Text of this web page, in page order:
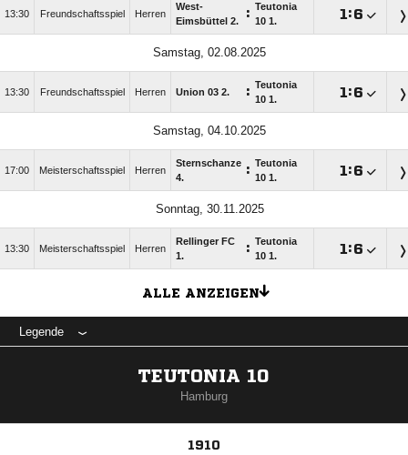
13:30 Freundschaftsspiel Herren
West-
Eimsbüttel 2.
: Teutonia
10 1.
:
Samstag, 02.08.2025
13:30 Freundschaftsspiel Herren Union 03 2. : Teutonia
10 1.
:
Samstag, 04.10.2025
17:00 Meisterschaftsspiel Herren
Sternschanze
4.
: Teutonia
10 1.
:
Sonntag, 30.11.2025
13:30 Meisterschaftsspiel Herren
Rellinger FC
1.
: Teutonia
10 1.
:
ALLE ANZEIGEN
Legende
TEUTONIA 10
Hamburg
1910